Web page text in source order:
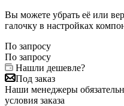
Вы можете убрать её или
галочку в настройках
По запросу
По запросу
Нашли дешевле?
Под заказ
Наши менеджеры
условия заказа